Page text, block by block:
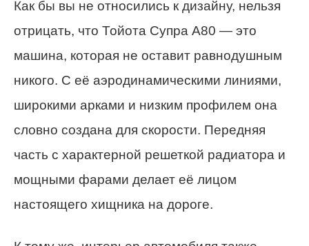
Как бы вы не относились к дизайну, нельзя
отрицать, что Тойота Супра A80 — это
машина, которая не оставит равнодушным
никого. С её аэродинамическими линиями,
широкими арками и низким профилем она
словно создана для скорости. Передняя
часть с характерной решеткой радиатора и
мощными фарами делает её лицом
настоящего хищника на дороге.